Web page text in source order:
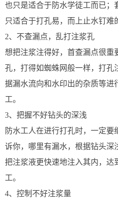
也只是适合于防水学徒工而已；
只适合于打孔易，而上止水钉难
2、不查漏点，乱打注浆孔
想把注浆注得好，首查漏点很重
孔，打得如蜘蛛网般一样，打孔
据漏水流向和水印出的杂质等进
工。
3、把握不好钻头的深浅
防水工人在进行打孔时，一定要
诉你，哪里有漏水，根据钻头深
把注浆液更快速地注入其内，达
工。
4、控制不好注浆量